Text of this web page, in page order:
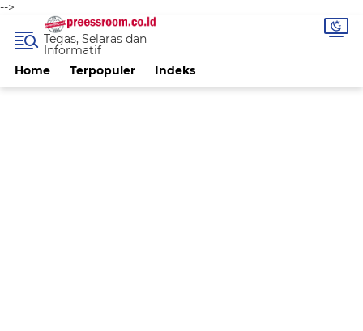
-->
Home Terpopuler Indeks
Tegas, Selaras dan
Informatif